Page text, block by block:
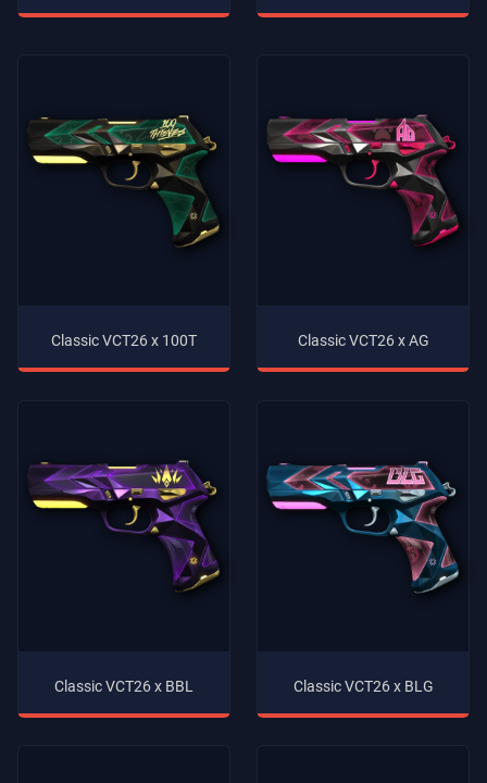
Classic VCT26 x 100T Classic VCT26 x AG
Classic VCT26 x BBL Classic VCT26 x BLG